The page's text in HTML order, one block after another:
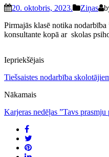
20. oktobris, 2023. Ziņas
Pirmajās klasē notika
konsultante kopā ar skolas
Iepriekšējais
Tiešsaistes nodarbība
Nākamais
Karjeras nedēļas ”Tavs